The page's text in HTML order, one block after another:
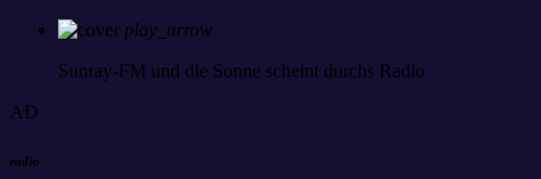
play_arrow
Sunray-FM und die Sonne scheint durchs Radio
AD
radio